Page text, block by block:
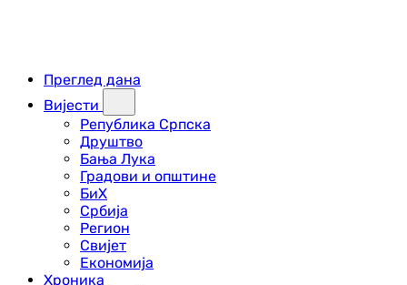
Преглед дана
Вијести
Република Српска
Друштво
Бања Лука
Градови и општине
БиХ
Србија
Регион
Свијет
Економија
Хроника